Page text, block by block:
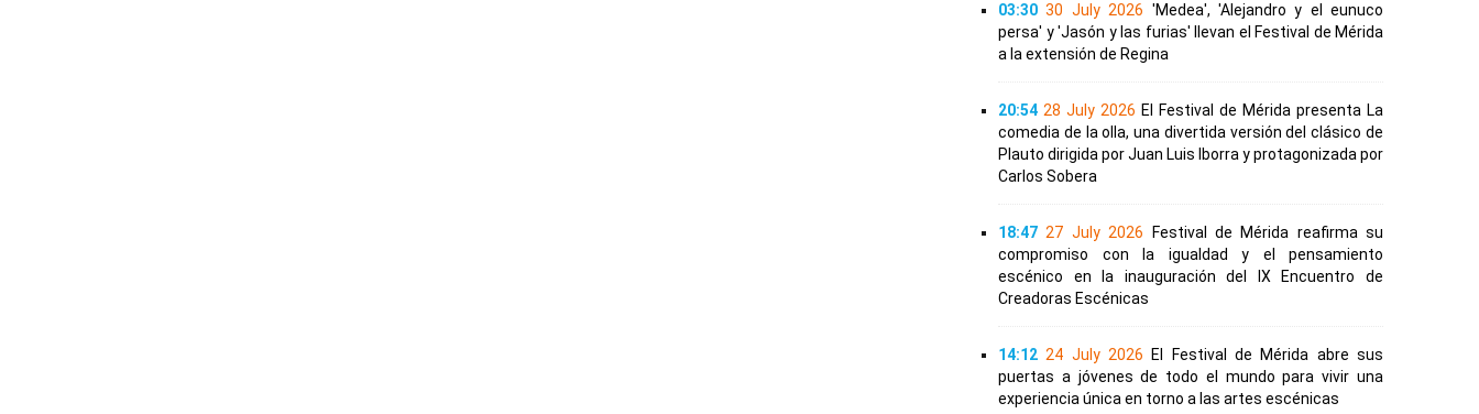
03:30 30 July 2026 'Medea', 'Alejandro y el eunuco
persa' y 'Jasón y las furias' llevan el Festival de Mérida
a la extensión de Regina
20:54 28 July 2026 El Festival de Mérida presenta La
comedia de la olla, una divertida versión del clásico de
Plauto dirigida por Juan Luis Iborra y protagonizada por
Carlos Sobera
18:47 27 July 2026
Festival de Mérida reafirma su
compromiso con la igualdad y el pensamiento
escénico en la inauguración del IX Encuentro de
Creadoras Escénicas
14:12 24 July 2026
El Festival de Mérida abre sus
puertas a jóvenes de todo el mundo para vivir una
experiencia única en torno a las artes escénicas